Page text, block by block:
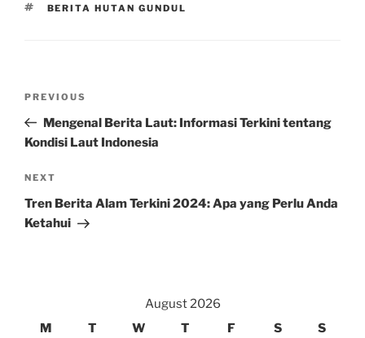
TAGS
BERITA HUTAN GUNDUL
Previous
Post
PREVIOUS
Mengenal Berita Laut: Informasi Terkini tentang
Kondisi Laut Indonesia
Next
Post
NEXT
Tren Berita Alam Terkini 2024: Apa yang Perlu Anda
Ketahui
August 2026
M
T W T F S S